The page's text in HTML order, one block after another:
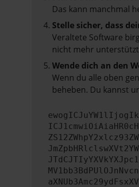
Das kann manchmal
Stelle sicher, dass
Veraltete Software
nicht mehr
Wende dich an den
Wenn du alle oben
beheben. Du kannst